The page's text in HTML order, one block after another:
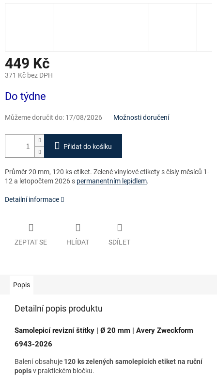
449 Kč
371 Kč bez DPH
cena:
Do týdne
Můžeme doručit do: 17/08/2026 Možnosti doručení
Přidat do košíku
Průměr 20 mm, 120 ks etiket. Zelené vinylové etikety s čísly měsíců 1-
12 a letopočtem 2026 s permanentním lepidlem.
Detailní informace
ZEPTAT SE HLÍDAT SDÍLET
Popis
Detailní popis produktu
Samolepicí revizní štítky | Ø 20 mm | Avery Zweckform
6943-2026
Balení obsahuje 120 ks zelených samolepicích etiket na ruční
popisv praktickém bločku.